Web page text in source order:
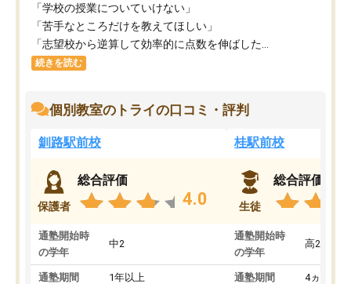
「学校の授業についていけない」​
「苦手なところだけを教えてほしい」​
「志望校から逆算して効率的に点数を伸ばした...
続きを読む
個別教室のトライの口コミ・評判
釧路駅前校
保護者
総合評価
4.0
通塾開始時
の学年
中2
通塾期間 1年以上
桂駅前校
生徒
総合評価
通塾開始時
の学年
高2
通塾期間 4ヵ月～1